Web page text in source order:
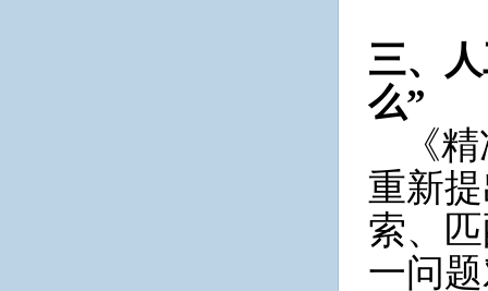
三、
么”
《
重新
索、
一问